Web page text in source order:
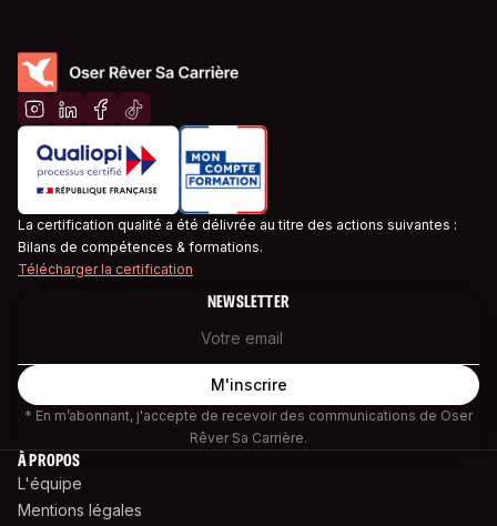
La certification qualité a été délivrée au titre des actions suivantes :
Bilans de compétences & formations.
Télécharger la certification
NEWSLETTER
* En m’abonnant, j'accepte de recevoir des communications de Oser
Rêver Sa Carrière.
À PROPOS
L'équipe
Mentions légales